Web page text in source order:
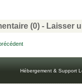
(0) - Laisser
Hébergement & Support